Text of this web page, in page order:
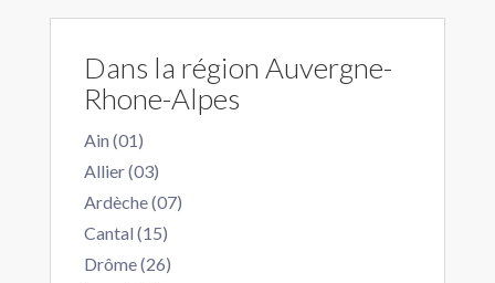
Dans la région Auvergne-
Rhone-Alpes
Ain (01)
Allier (03)
Ardèche (07)
Cantal (15)
Drôme (26)